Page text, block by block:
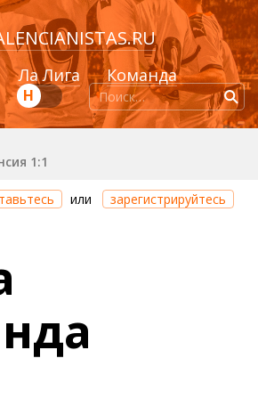
Ла Лига Команда
Н
1:1
(исп)
(исп)
или зарегистрируйтесь